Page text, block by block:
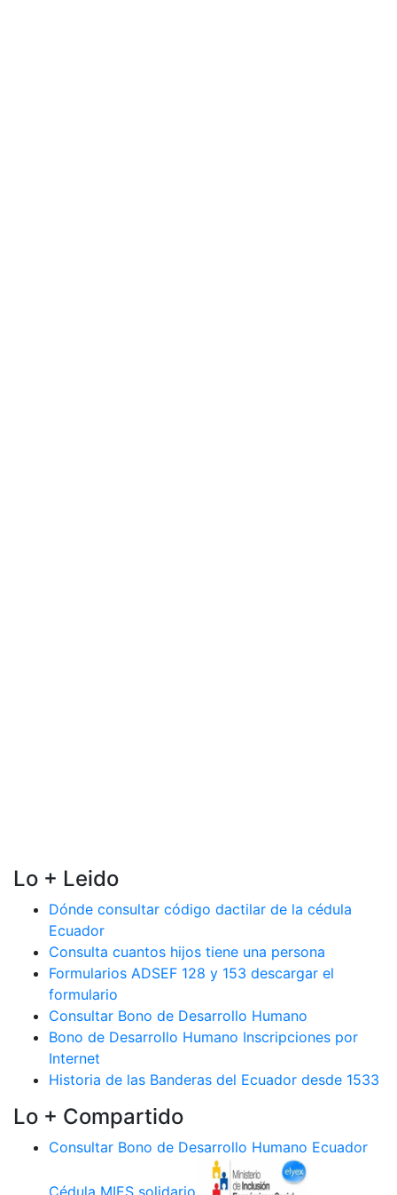
Lo + Leido
Dónde consultar código dactilar de la cédula
Ecuador
Consulta cuantos hijos tiene una persona
Formularios ADSEF 128 y 153 descargar el
formulario
Consultar Bono de Desarrollo Humano
Bono de Desarrollo Humano Inscripciones por
Internet
Historia de las Banderas del Ecuador desde 1533
Lo + Compartido
Consultar Bono de Desarrollo Humano Ecuador